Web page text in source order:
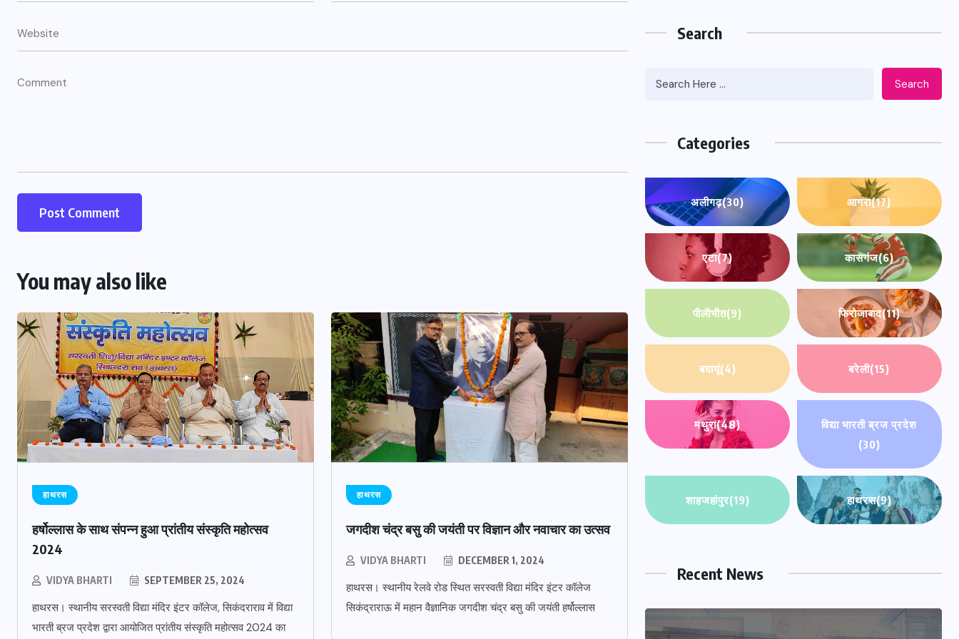
You may also like
हाथरस
हर्षोल्लास के साथ संपन्न हुआ प्रांतीय संस्कृति महोत्सव
2024
VIDYA BHARTI SEPTEMBER 25, 2024
हाथरस। स्थानीय सरस्वती विद्या मंदिर इंटर कॉलेज, सिकंदराराव में विद्या
भारती ब्रज प्रदेश द्वारा आयोजित प्रांतीय संस्कृति महोत्सव 2024 का
हाथरस
जगदीश चंद्र बसु की जयंती पर विज्ञान और नवाचार का उत्सव
VIDYA BHARTI DECEMBER 1, 2024
हाथरस। स्थानीय रेलवे रोड स्थित सरस्वती विद्या मंदिर इंटर कॉलेज
सिकंद्राराऊ में महान वैज्ञानिक जगदीश चंद्र बसु की जयंती हर्षोल्लास
Search
Search
Categories
अलीगढ़(30) आगरा(17)
एटा(7) कासगंज(6)
पीलीभीत(9) फिरोजाबाद(11)
बदायूं(4) बरेली(15)
मथुरा(48)
विद्या भारती ब्रज प्रदेश
(30)
शाहजहांपुर(19) हाथरस(9)
Recent News